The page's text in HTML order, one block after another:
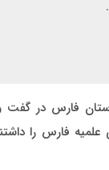
فارس در گفت و
فارس را